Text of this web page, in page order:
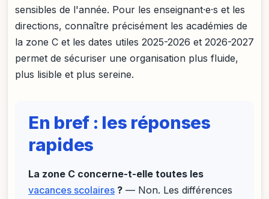
sensibles de l'année. Pour les enseignant·e·s et les
directions, connaître précisément les académies de
la zone C et les dates utiles 2025-2026 et 2026-2027
permet de sécuriser une organisation plus fluide,
plus lisible et plus sereine.
En bref : les réponses
rapides
La zone C concerne-t-elle toutes les
vacances scolaires ? — Non. Les différences